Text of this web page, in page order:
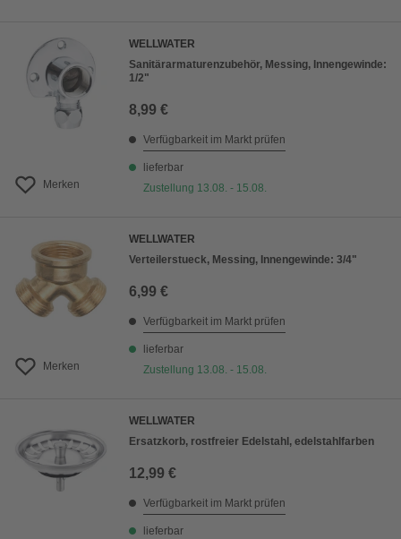
Merken
WELLWATER
Sanitärarmaturenzubehör, Messing, Innengewinde:
1/2"
8,99 €
Verfügbarkeit im Markt prüfen
lieferbar
Zustellung 13.08. - 15.08.
Merken
WELLWATER
Verteilerstueck, Messing, Innengewinde: 3/4"
6,99 €
Verfügbarkeit im Markt prüfen
lieferbar
Zustellung 13.08. - 15.08.
WELLWATER
Ersatzkorb, rostfreier Edelstahl, edelstahlfarben
12,99 €
Verfügbarkeit im Markt prüfen
lieferbar